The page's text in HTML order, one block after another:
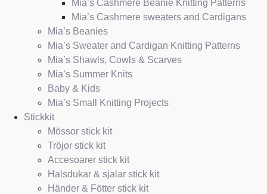
Mia’s Cashmere Beanie Knitting Patterns
Mia’s Cashmere sweaters and Cardigans
Mia’s Beanies
Mia’s Sweater and Cardigan Knitting Patterns
Mia’s Shawls, Cowls & Scarves
Mia’s Summer Knits
Baby & Kids
Mia’s Small Knitting Projects
Stickkit
Mössor stick kit
Tröjor stick kit
Accesoarer stick kit
Halsdukar & sjalar stick kit
Händer & Fötter stick kit